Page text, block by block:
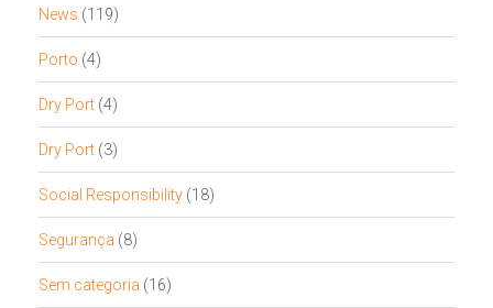
News (119)
Porto (4)
Dry Port (4)
Dry Port (3)
Social Responsibility (18)
Segurança (8)
Sem categoria (16)